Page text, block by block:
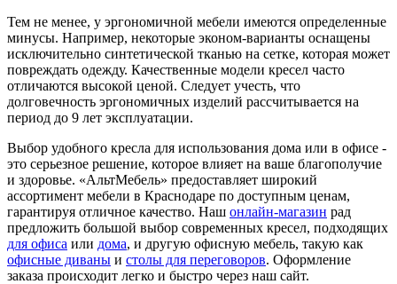
Тем не менее, у эргономичной мебели имеются определенные
минусы. Например, некоторые эконом-варианты оснащены
исключительно синтетической тканью на сетке, которая может
повреждать одежду. Качественные модели кресел часто
отличаются высокой ценой. Следует учесть, что
долговечность эргономичных изделий рассчитывается на
период до 9 лет эксплуатации.
Выбор удобного кресла для использования дома или в офисе -
это серьезное решение, которое влияет на ваше благополучие
и здоровье. «АльтМебель» предоставляет широкий
ассортимент мебели в Краснодаре по доступным ценам,
гарантируя отличное качество. Наш онлайн-магазин рад
предложить большой выбор современных кресел, подходящих
для офиса или дома, и другую офисную мебель, такую как
офисные диваны и столы для переговоров. Оформление
заказа происходит легко и быстро через наш сайт.